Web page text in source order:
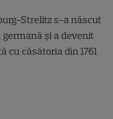
Strelitz s-a născut
și a devenit
cu căsătoria din 1761